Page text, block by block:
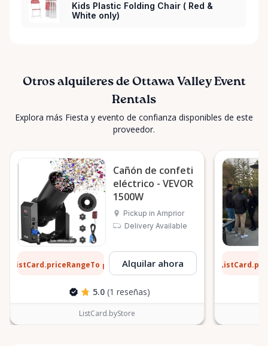
Kids Plastic Folding Chair ( Red &
White only)
Otros alquileres de Ottawa Valley Event
Rentals
Explora más Fiesta y evento de confianza disponibles de este
proveedor.
Cañón de confeti
eléctrico - VEVOR
1500W
Pickup in Arnprior
Delivery Available
ListCard.priceRangeTo por díaAlquilar ahora
5.0 (1 reseñas)
ListCard.byStore